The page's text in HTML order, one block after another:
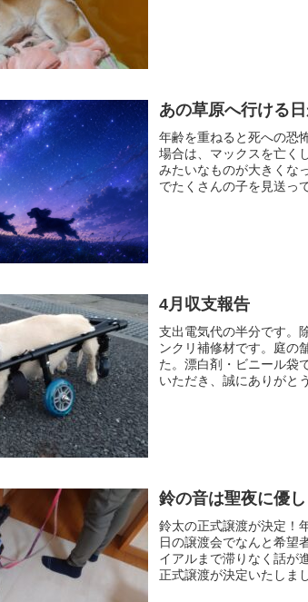
あの草原へ行ける
年齢を重ねると死への恐
場合は、マックスを亡く
みたいなものが大きくな
でたくさんの子を見送っ
4月収支報告
支出電気代の半分です。
ンクリ補修材です。庭の
た。漂白剤・ビニール袋
いただき、誠にありがと
鈴の音は聖夜に優
鈴太の正式譲渡が決定！
日の譲渡会でなんと希望
イアルまで滞りなく話が